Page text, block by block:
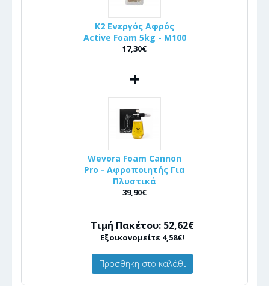
K2 Ενεργός Αφρός
Active Foam 5kg - M100
17,30€
+
Wevora Foam Cannon
Pro - Αφροποιητής Για
Πλυστικά
39,90€
Τιμή Πακέτου: 52,62€
Εξοικονομείτε 4,58€!
Προσθήκη στο καλάθι